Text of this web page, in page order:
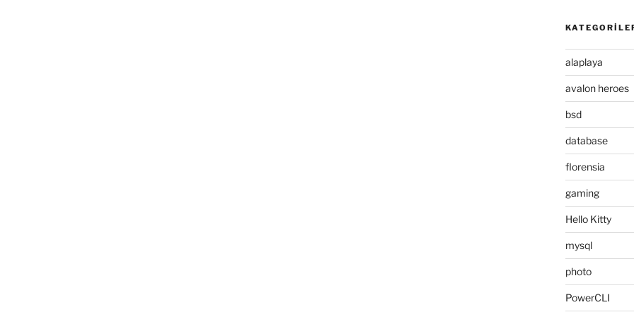
alaplaya
avalon heroes
bsd
database
florensia
gaming
Hello Kitty
mysql
photo
PowerCLI